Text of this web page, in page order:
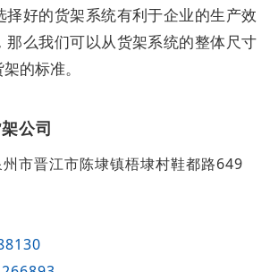
择好的货架系统有利于企业的生产效
那么我们可以从货架系统的整体尺寸
的标准。
公司
市晋江市陈埭镇梧埭村鞋都路649